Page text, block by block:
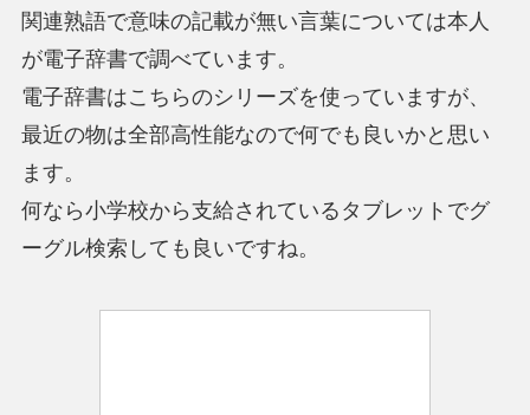
関連熟語で意味の記載が無い言葉については本人
が電子辞書で調べています。
電子辞書はこちらのシリーズを使っていますが、
最近の物は全部高性能なので何でも良いかと思い
ます。
何なら小学校から支給されているタブレットでグ
ーグル検索しても良いですね。